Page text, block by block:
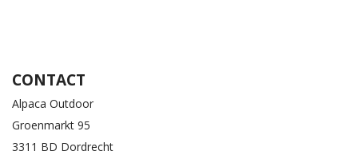
CONTACT
Alpaca Outdoor
Groenmarkt 95
3311 BD Dordrecht